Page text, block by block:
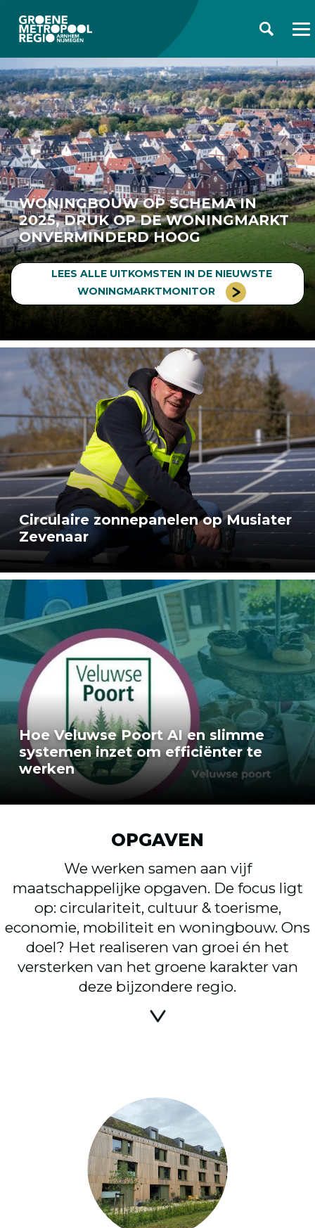
WONINGBOUW OP SCHEMA IN
2025, DRUK OP DE WONINGMARKT
ONVERMINDERD HOOG
LEES ALLE UITKOMSTEN IN DE NIEUWSTE
WONINGMARKTMONITOR
Circulaire zonnepanelen op Musiater
Zevenaar
Hoe Veluwse Poort AI en slimme
systemen inzet om efficiënter te
werken
OPGAVEN
We werken samen aan vijf
maatschappelijke opgaven. De focus ligt
op: circulariteit, cultuur & toerisme,
economie, mobiliteit en woningbouw. Ons
doel? Het realiseren van groei én het
versterken van het groene karakter van
deze bijzondere regio.